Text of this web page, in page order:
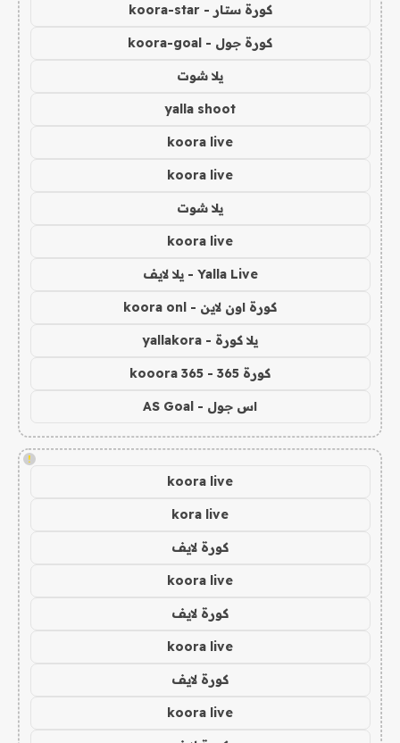
كورة ستار - koora-star
كورة جول - koora-goal
يلا شوت
yalla shoot
koora live
koora live
يلا شوت
koora live
Yalla Live - يلا لايف
كورة اون لاين - koora onl
يلا كورة - yallakora
كورة 365 - kooora 365
اس جول - AS Goal
!
koora live
kora live
كورة لايف
koora live
كورة لايف
koora live
كورة لايف
koora live